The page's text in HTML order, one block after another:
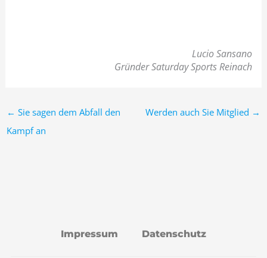
Lucio Sansano
Gründer Saturday Sports Reinach
← Sie sagen dem Abfall den
Kampf an
Werden auch Sie Mitglied →
Impressum Datenschutz